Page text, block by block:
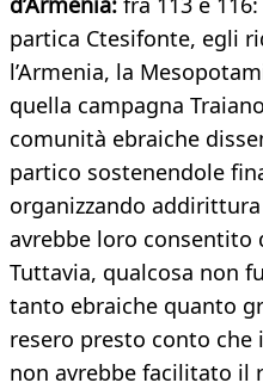
partica Ctesifonte, egli
l’Armenia, la
quella campagna
comunità ebraiche
partico sostenendole
organizzando
avrebbe loro consentito
Tuttavia, qualcosa non
tanto ebraiche quanto
resero presto conto
non avrebbe facilitato il